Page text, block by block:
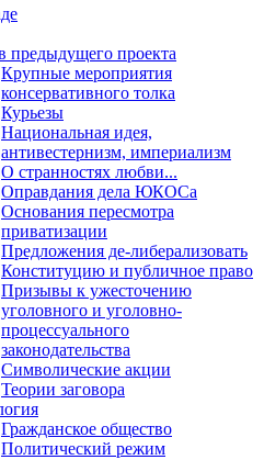
предыдущего проекта
Крупные мероприятия
консервативного толка
Курьезы
Национальная идея,
антивестернизм, империализм
О странностях любви...
Оправдания дела ЮКОСа
Основания пересмотра
приватизации
Предложения де-либерализовать
Конституцию и публичное право
Призывы к ужесточению
уголовного и уголовно-
процессуального
законодательства
Символические акции
Теории заговора
Гражданское общество
Политический режим